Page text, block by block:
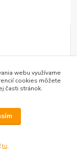
udržateľného
webu využívame
cookies môžete
časti stránok.
tu.